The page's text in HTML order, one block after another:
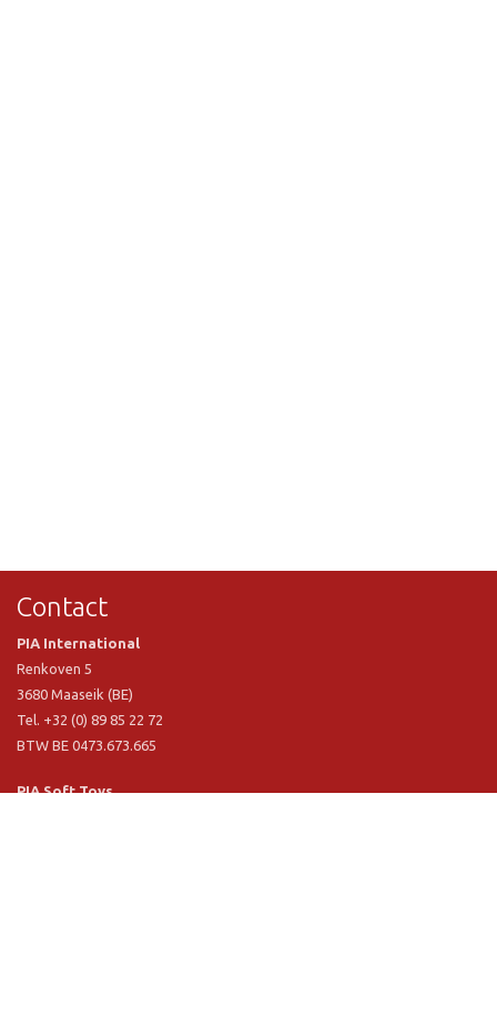
Contact
PIA International
Renkoven 5
3680 Maaseik (BE)
Tel. +32 (0) 89 85 22 72
BTW BE 0473.673.665
PIA Soft Toys